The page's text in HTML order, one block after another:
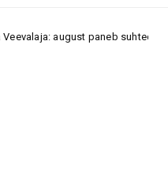
paneb suhted ja prioriteedid